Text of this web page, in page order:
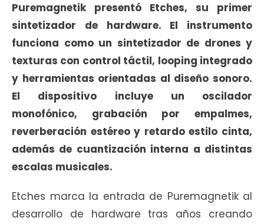
Puremagnetik presentó Etches, su primer
sintetizador de hardware. El instrumento
funciona como un sintetizador de drones y
texturas con control táctil, looping integrado
y herramientas orientadas al diseño sonoro.
El dispositivo incluye un oscilador
monofónico, grabación por empalmes,
reverberación estéreo y retardo estilo cinta,
además de cuantización interna a distintas
escalas musicales.
Etches marca la entrada de Puremagnetik al
desarrollo de hardware tras años creando